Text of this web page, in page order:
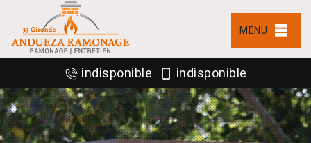
MENU
indisponible indisponible